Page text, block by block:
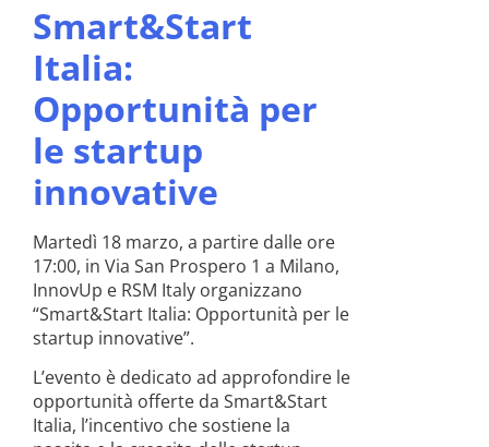
Smart&Start
Italia:
Opportunità per
le startup
innovative
Martedì 18 marzo, a partire dalle ore
17:00, in Via San Prospero 1 a Milano,
InnovUp e RSM Italy organizzano
“Smart&Start Italia: Opportunità per le
startup innovative”.
L’evento è dedicato ad approfondire le
opportunità offerte da Smart&Start
Italia, l’incentivo che sostiene la